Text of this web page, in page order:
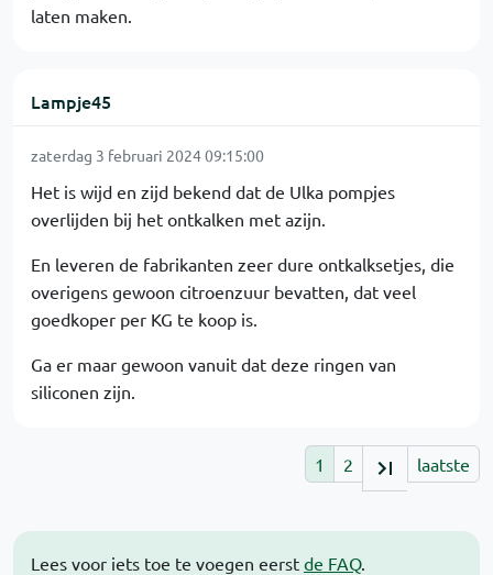
Lees voor iets toe te voegen eerst de FAQ.
laten maken.
Lampje45
zaterdag 3 februari 2024 09:15:00
Het is wijd en zijd bekend dat de Ulka pompjes
overlijden bij het ontkalken met azijn.
En leveren de fabrikanten zeer dure ontkalksetjes, die
overigens gewoon citroenzuur bevatten, dat veel
goedkoper per KG te koop is.
Ga er maar gewoon vanuit dat deze ringen van
siliconen zijn.
1 2 laatste